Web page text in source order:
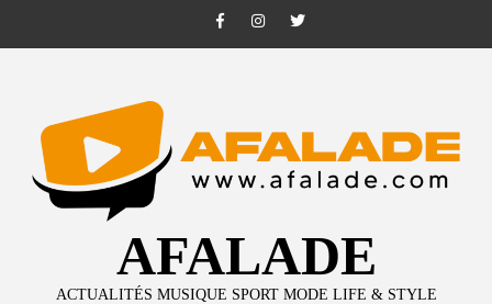
FacebookInstagramTwitter
AFALADE
ACTUALITÉS MUSIQUE SPORT MODE LIFE & STYLE